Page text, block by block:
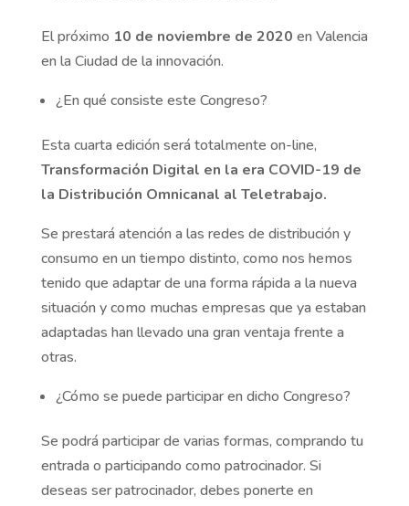
El próximo 10 de noviembre de 2020 en Valencia
en la Ciudad de la innovación.
¿En qué consiste este Congreso?
Esta cuarta edición será totalmente on-line,
Transformación Digital en la era COVID-19 de
la Distribución Omnicanal al Teletrabajo.
Se prestará atención a las redes de distribución y
consumo en un tiempo distinto, como nos hemos
tenido que adaptar de una forma rápida a la nueva
situación y como muchas empresas que ya estaban
adaptadas han llevado una gran ventaja frente a
otras.
¿Cómo se puede participar en dicho Congreso?
Se podrá participar de varias formas, comprando tu
entrada o participando como patrocinador. Si
deseas ser patrocinador, debes ponerte en